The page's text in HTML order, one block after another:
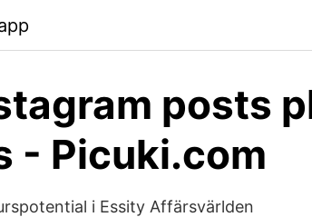
posts
- Picuki.com
i Essity Affärsvärlden